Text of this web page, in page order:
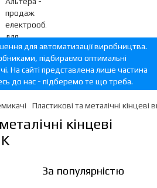
для автоматизації виробництва.
підбираємо оптимальні
На сайті представлена лише частина
до нас - підберемо те що треба.
Пластикові та металічні кінцеві
кінцеві
За популярністю